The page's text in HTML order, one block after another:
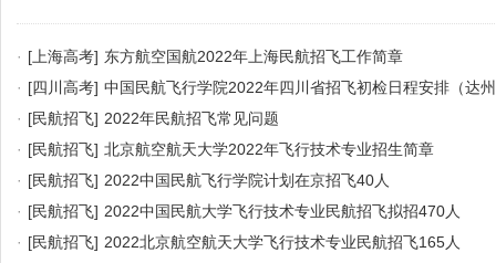
· [上海高考] 东方航空国航2022年上海民航招飞工作简章
· [四川高考] 中国民航飞行学院2022年四川省招飞初检日程安排（达
· [民航招飞] 2022年民航招飞常见问题
· [民航招飞] 北京航空航天大学2022年飞行技术专业招生简章
· [民航招飞] 2022中国民航飞行学院计划在京招飞40人
· [民航招飞] 2022中国民航大学飞行技术专业民航招飞拟招470人
· [民航招飞] 2022北京航空航天大学飞行技术专业民航招飞165人